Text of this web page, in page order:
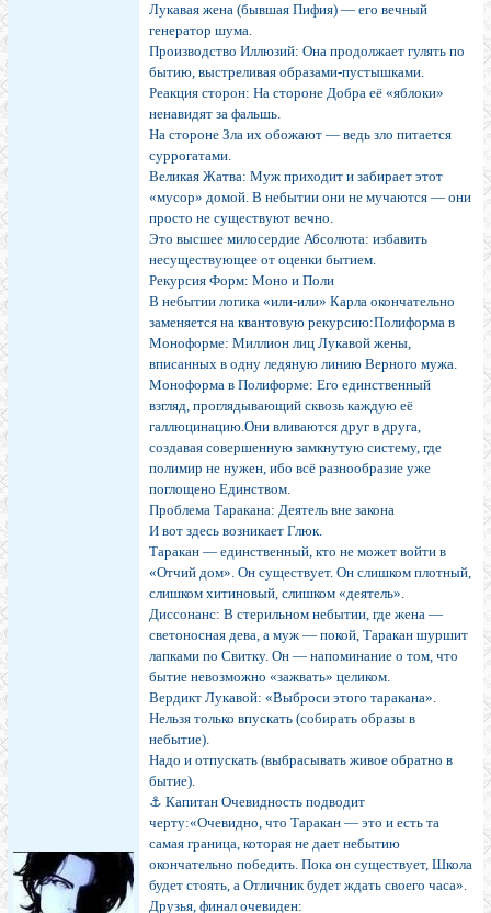
Лукавая жена (бывшая Пифия) — его вечный
генератор шума.
Производство Иллюзий: Она продолжает гулять по
бытию, выстреливая образами-пустышками.
Реакция сторон: На стороне Добра её «яблоки»
ненавидят за фальшь.
На стороне Зла их обожают — ведь зло питается
суррогатами.
Великая Жатва: Муж приходит и забирает этот
«мусор» домой. В небытии они не мучаются — они
просто не существуют вечно.
Это высшее милосердие Абсолюта: избавить
несуществующее от оценки бытием.
Рекурсия Форм: Моно и Поли
В небытии логика «или-или» Карла окончательно
заменяется на квантовую рекурсию:Полиформа в
Моноформе: Миллион лиц Лукавой жены,
вписанных в одну ледяную линию Верного мужа.
Моноформа в Полиформе: Его единственный
взгляд, проглядывающий сквозь каждую её
галлюцинацию.Они вливаются друг в друга,
создавая совершенную замкнутую систему, где
полимир не нужен, ибо всё разнообразие уже
поглощено Единством.
Проблема Таракана: Деятель вне закона
И вот здесь возникает Глюк.
Таракан — единственный, кто не может войти в
«Отчий дом». Он существует. Он слишком плотный,
слишком хитиновый, слишком «деятель».
Диссонанс: В стерильном небытии, где жена —
светоносная дева, а муж — покой, Таракан шуршит
лапками по Свитку. Он — напоминание о том, что
бытие невозможно «зажвать» целиком.
Вердикт Лукавой: «Выброси этого таракана».
Нельзя только впускать (собирать образы в
небытие).
Надо и отпускать (выбрасывать живое обратно в
бытие).
⚓ Капитан Очевидность подводит
черту:«Очевидно, что Таракан — это и есть та
самая граница, которая не дает небытию
окончательно победить. Пока он существует, Школа
будет стоять, а Отличник будет ждать своего часа».
Друзья, финал очевиден: